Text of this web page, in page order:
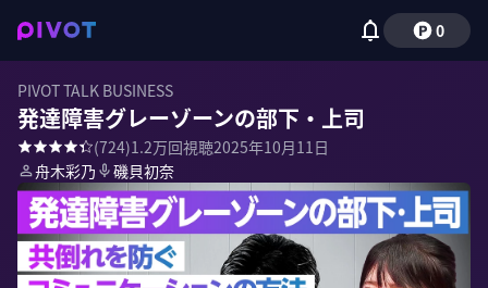
0
PIVOT TALK BUSINESS
発達障害グレーゾーンの部下・上司
(724)1.2万回視聴2025年10月11日
舟木彩乃
磯貝初奈